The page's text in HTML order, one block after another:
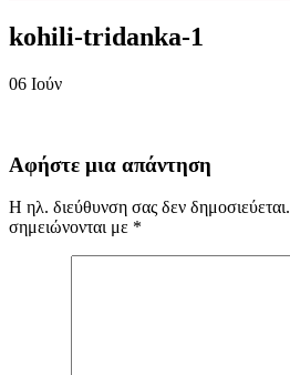
kohili-tridanka-1
06 Ιούν
Αφήστε μια απάντηση
Η ηλ. διεύθυνση σας δεν δημοσιεύεται.
σημειώνονται με *